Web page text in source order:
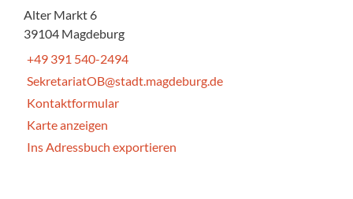
Alter Markt 6
39104 Magdeburg
+49 391 540-2494
SekretariatOB@stadt.magdeburg.de
Kontaktformular
Karte anzeigen
Ins Adressbuch exportieren